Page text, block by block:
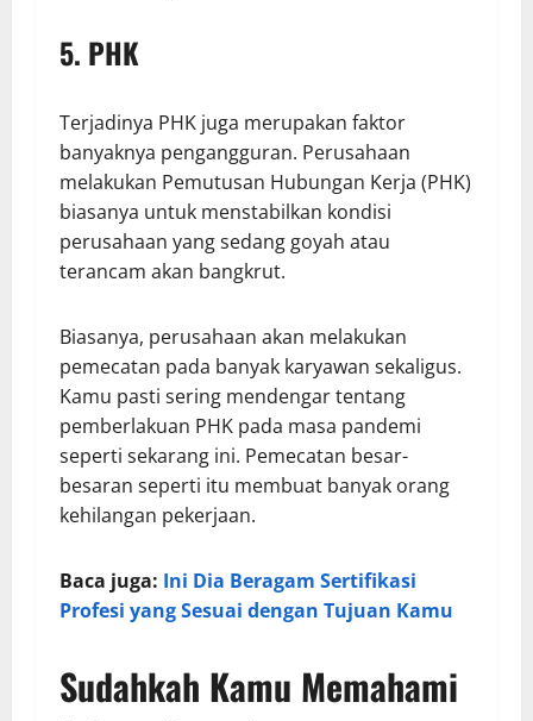
5. PHK
Terjadinya PHK juga merupakan faktor
banyaknya pengangguran. Perusahaan
melakukan Pemutusan Hubungan Kerja (PHK)
biasanya untuk menstabilkan kondisi
perusahaan yang sedang goyah atau
terancam akan bangkrut.
Biasanya, perusahaan akan melakukan
pemecatan pada banyak karyawan sekaligus.
Kamu pasti sering mendengar tentang
pemberlakuan PHK pada masa pandemi
seperti sekarang ini. Pemecatan besar-
besaran seperti itu membuat banyak orang
kehilangan pekerjaan.
Baca juga: Ini Dia Beragam Sertifikasi
Profesi yang Sesuai dengan Tujuan Kamu
Sudahkah Kamu Memahami